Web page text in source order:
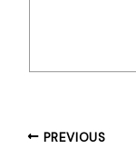
PREVIOUS